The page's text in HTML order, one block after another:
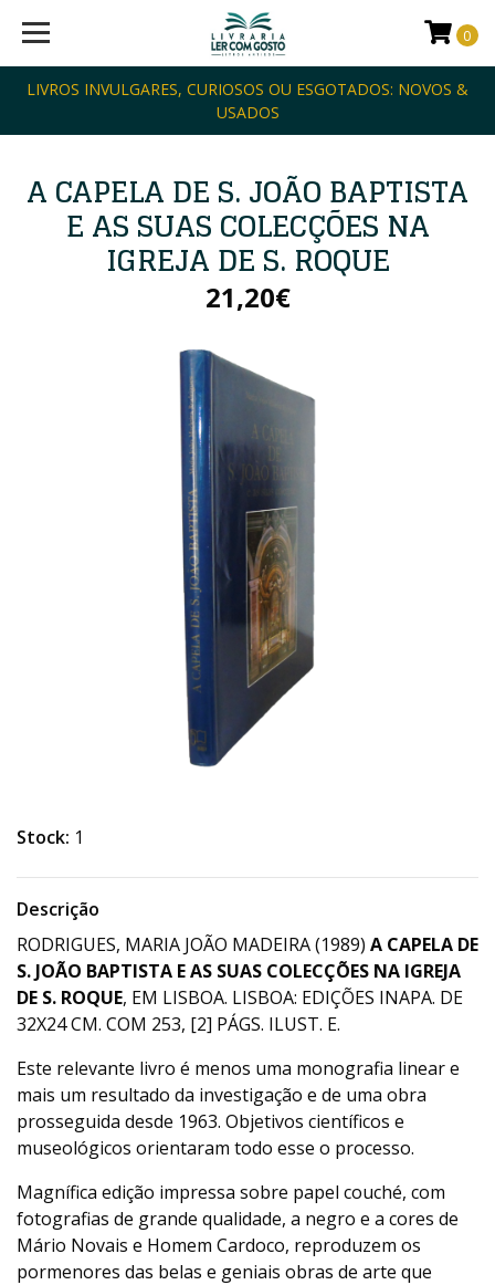
LIVROS INVULGARES, CURIOSOS OU ESGOTADOS: NOVOS &
USADOS
0
A CAPELA DE S. JOÃO BAPTISTA
E AS SUAS COLECÇÕES NA
IGREJA DE S. ROQUE
21,20€
Stock: 1
Descrição
RODRIGUES, MARIA JOÃO MADEIRA (1989) A CAPELA DE
S. JOÃO BAPTISTA E AS SUAS COLECÇÕES NA IGREJA
DE S. ROQUE, EM LISBOA. LISBOA: EDIÇÕES INAPA. DE
32X24 CM. COM 253, [2] PÁGS. ILUST. E.
Este relevante livro é menos uma monografia linear e
mais um resultado da investigação e de uma obra
prosseguida desde 1963. Objetivos científicos e
museológicos orientaram todo esse o processo.
Magnífica edição impressa sobre papel couché, com
fotografias de grande qualidade, a negro e a cores de
Mário Novais e Homem Cardoco, reproduzem os
pormenores das belas e geniais obras de arte que